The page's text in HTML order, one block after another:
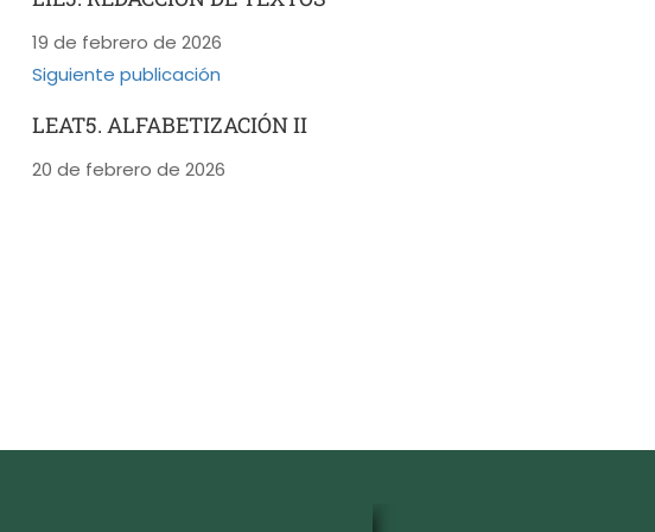
19 de febrero de 2026
Siguiente publicación
LEAT5. ALFABETIZACIÓN II
20 de febrero de 2026